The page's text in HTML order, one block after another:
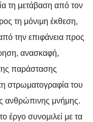
τη μετάβαση από τον
τη μόνιμη έκθεση,
την επιφάνεια προς
ανασκαφή,
παράστασης
στρωματογραφία του
ανθρώπινης μνήμης.
έργο συνομιλεί με τα